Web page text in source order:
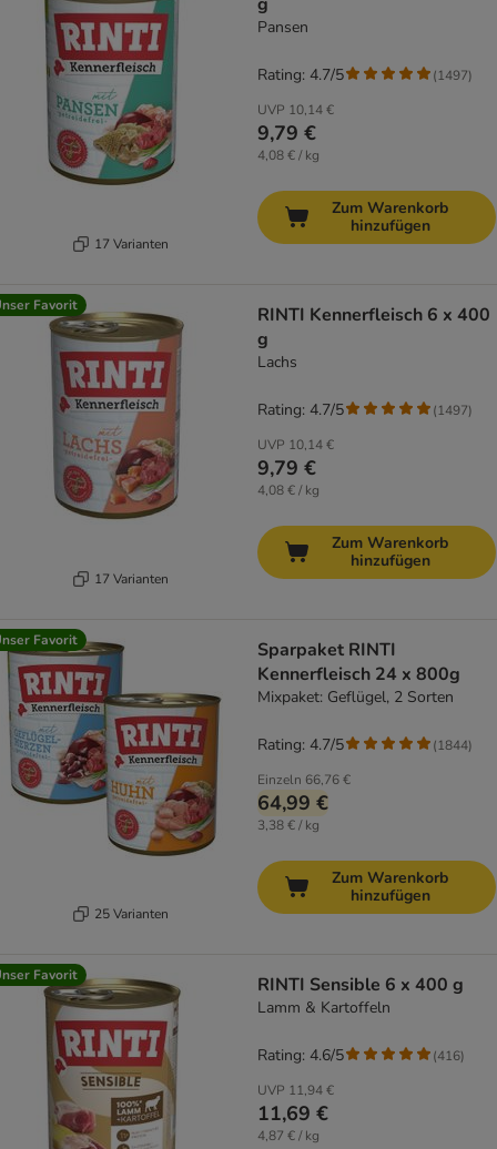
17 Varianten
Pansen
UVP 10,14 €
9,79 €
4,08 € / kg
Rating: 4.7/5 (1497)
Zum Warenkorb
hinzufügen
Favorit
17 Varianten
RINTI Kennerfleisch 6 x 400
g
Lachs
UVP 10,14 €
9,79 €
4,08 € / kg
Rating: 4.7/5 (1497)
Zum Warenkorb
hinzufügen
Favorit
25 Varianten
Sparpaket RINTI
Kennerfleisch 24 x 800g
Mixpaket: Geflügel, 2 Sorten
Einzeln 66,76 €
64,99 €
3,38 € / kg
Rating: 4.7/5 (1844)
Zum Warenkorb
hinzufügen
Favorit RINTI Sensible 6 x 400 g
Lamm & Kartoffeln
UVP 11,94 €
11,69 €
4,87 € / kg
Rating: 4.6/5 (416)